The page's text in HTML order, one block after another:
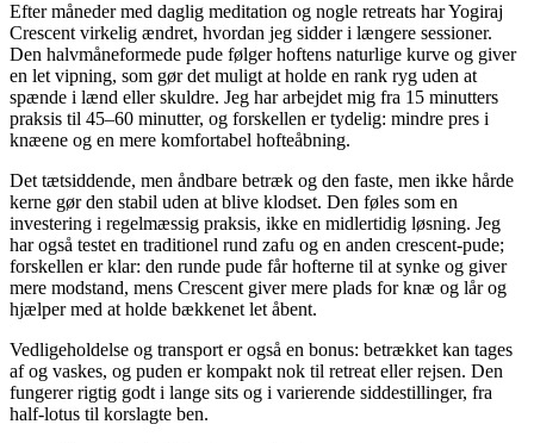
Efter måneder med daglig meditation og nogle retreats har Yogiraj
Crescent virkelig ændret, hvordan jeg sidder i længere sessioner.
Den halvmåneformede pude følger hoftens naturlige kurve og giver
en let vipning, som gør det muligt at holde en rank ryg uden at
spænde i lænd eller skuldre. Jeg har arbejdet mig fra 15 minutters
praksis til 45–60 minutter, og forskellen er tydelig: mindre pres i
knæene og en mere komfortabel hofteåbning.
Det tætsiddende, men åndbare betræk og den faste, men ikke hårde
kerne gør den stabil uden at blive klodset. Den føles som en
investering i regelmæssig praksis, ikke en midlertidig løsning. Jeg
har også testet en traditionel rund zafu og en anden crescent-pude;
forskellen er klar: den runde pude får hofterne til at synke og giver
mere modstand, mens Crescent giver mere plads for knæ og lår og
hjælper med at holde bækkenet let åbent.
Vedligeholdelse og transport er også en bonus: betrækket kan tages
af og vaskes, og puden er kompakt nok til retreat eller rejsen. Den
fungerer rigtig godt i lange sits og i varierende siddestillinger, fra
half-lotus til korslagte ben.